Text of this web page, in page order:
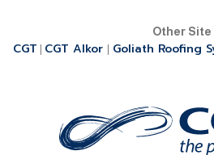
Other Site
CGT CGT Alkor Goliath Roofing